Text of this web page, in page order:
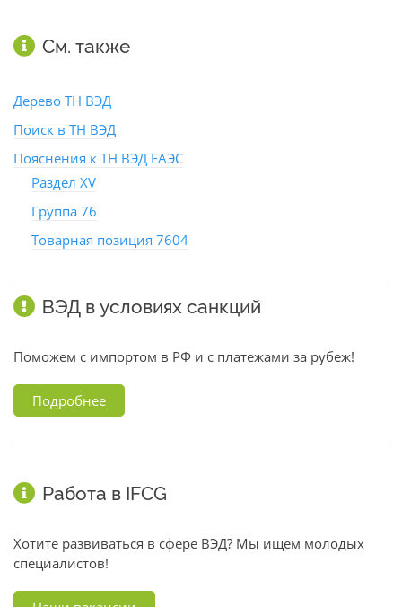
См. также
Дерево ТН ВЭД
Поиск в ТН ВЭД
Пояснения к ТН ВЭД ЕАЭС
Раздел XV
Группа 76
Товарная позиция 7604
ВЭД в условиях санкций
Поможем с импортом в РФ и с платежами за рубеж!
Подробнее
Работа в IFCG
Хотите развиваться в сфере ВЭД? Мы ищем молодых
специалистов!